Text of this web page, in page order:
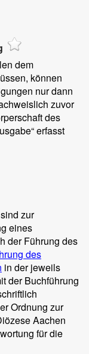
dem
können
nur dann
zuvor
des
erfasst
zur
eines
der Führung des
des
in der jeweils
der Buchführung
Ordnung zur
Aachen
für die